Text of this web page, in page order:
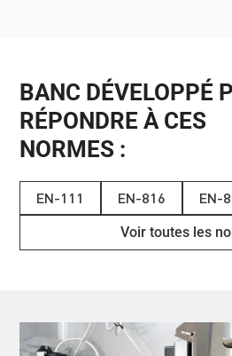
BANC DÉVELOPPÉ
RÉPONDRE À CES
NORMES :
EN-111 EN-816 EN-
Voir toutes les